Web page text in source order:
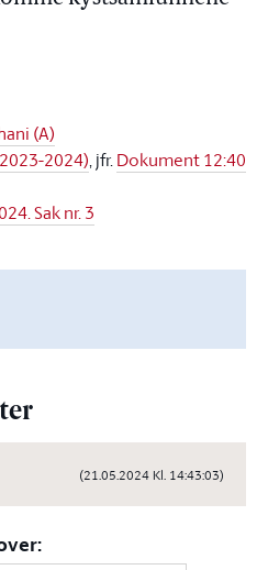
(A)
2024), jfr.Dokument 12:40
Sak nr. 3
(21.05.2024 Kl. 14:43:03)